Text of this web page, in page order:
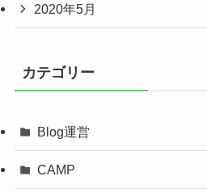
2020年5月
カテゴリー
Blog運営
CAMP